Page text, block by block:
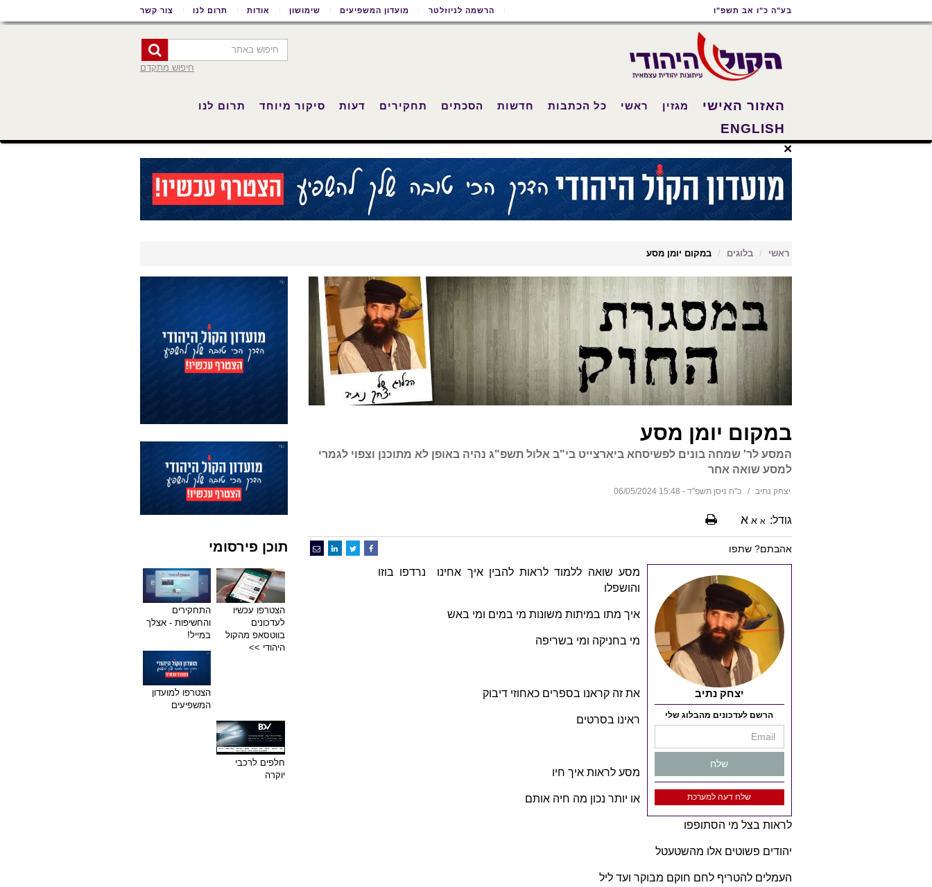
נגישות
ראשי
ראשי
בע"ה כ"ו אב תשפ"ו הרשמה לניוזלטר מועדון המשפיעים שימושון אודות תרום לנו צור קשר
חיפוש מתקדם
האזור האישי מגזין ראשי כל הכתבות חדשות הסכתים תחקירים דעות סיקור מיוחד תרום לנו
ENGLISH
×
ראשי בלוגים במקום יומן מסע
במקום יומן מסע
המסע לר' שמחה בונים לפשיסחא ביארצייט בי"ב אלול תשפ"ג נהיה באופן לא מתוכנן וצפוי לגמרי
למסע שואה אחר
יצחק נתיב כ"ח ניסן תשפ"ד - 15:48 06/05/2024
גודל: א א א
אהבתם? שתפו
יצחק נתיב
הרשם לעדכונים מהבלוג שלי
שלח
שלח דעה למערכת
מסע שואה ללמוד לראות להבין איך אחינו נרדפו בוזו
והושפלו
איך מתו במיתות משונות מי במים ומי באש
מי בחניקה ומי בשריפה
את זה קראנו בספרים כאחוזי דיבוק
ראינו בסרטים
מסע לראות איך חיו
או יותר נכון מה חיה אותם
לראות בצל מי הסתופפו
יהודים פשוטים אלו מהשטעטל
העמלים להטריף לחם חוקם מבוקר ועד ליל
תוכן פירסומי
הצטרפו עכשיו
לעדכונים
בווטסאפ מהקול
היהודי >>
התחקירים
והחשיפות - אצלך
במייל!
הצטרפו למועדון
המשפיעים
חלפים לרכבי
יוקרה